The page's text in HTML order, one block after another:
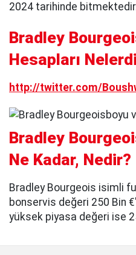
2024 tarihinde
Bradley
Hesapları
http://twitter.com/
Bradley
Ne Kadar, Nedir?
Bradley Bourgeois isimli
bonservis değeri 250 Bin
yüksek piyasa değeri ise